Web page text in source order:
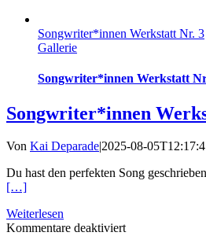
Songwriter*innen Werkstatt Nr. 3
Gallerie
Songwriter*innen Werkstatt
Songwriter*innen
Von Kai Deparade|2025-08-
Du hast den perfekten Song
[…]
Weiterlesen
Kommentare deaktiviertfür